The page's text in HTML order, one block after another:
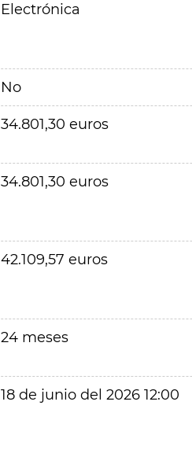
Electrónica
No
34.801,30 euros
34.801,30 euros
42.109,57 euros
24 meses
18 de junio del 2026 12:00